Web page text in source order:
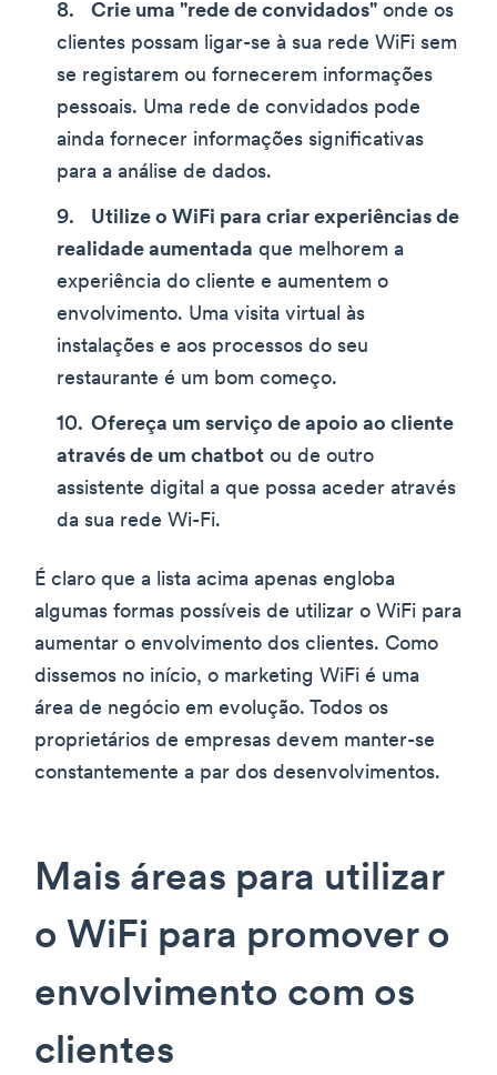
Crie uma "rede de convidados" onde os
clientes possam ligar-se à sua rede WiFi sem
se registarem ou fornecerem informações
pessoais. Uma rede de convidados pode
ainda fornecer informações significativas
para a análise de dados.
Utilize o WiFi para criar experiências de
realidade aumentada que melhorem a
experiência do cliente e aumentem o
envolvimento. Uma visita virtual às
instalações e aos processos do seu
restaurante é um bom começo.
Ofereça um serviço de apoio ao cliente
através de um chatbot ou de outro
assistente digital a que possa aceder através
da sua rede Wi-Fi.
É claro que a lista acima apenas engloba
algumas formas possíveis de utilizar o WiFi para
aumentar o envolvimento dos clientes. Como
dissemos no início, o marketing WiFi é uma
área de negócio em evolução. Todos os
proprietários de empresas devem manter-se
constantemente a par dos desenvolvimentos.
Mais áreas para utilizar
o WiFi para promover o
envolvimento com os
clientes